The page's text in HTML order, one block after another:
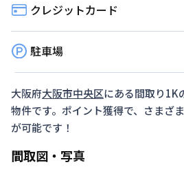
クレジットカード
駐車場
大阪府大阪市中央区にある間取り1K
物件です。ポイント獲得で、さまざ
が可能です！
間取図・写真